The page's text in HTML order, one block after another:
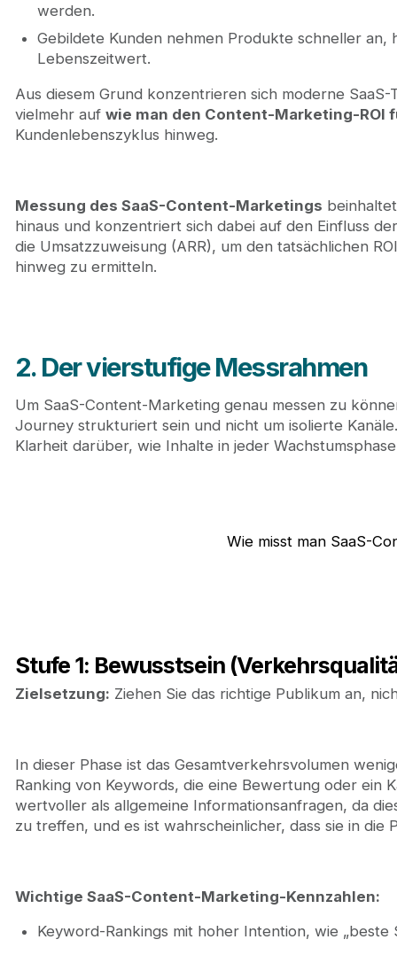
werden.
Gebildete Kunden nehmen Produkte schneller
Lebenszeitwert.
Aus diesem Grund konzentrieren sich moderne
vielmehr auf wie man den Content-Marketing-ROI
Kundenlebenszyklus hinweg.
Messung des SaaS-Content-Marketings
hinaus und konzentriert sich dabei auf den Einfluss
die Umsatzzuweisung (ARR), um den tatsächlichen
hinweg zu ermitteln.
2. Der vierstufige Messrahmen
Um SaaS-Content-Marketing genau messen zu
Journey strukturiert sein und nicht um isolierte
Klarheit darüber, wie Inhalte in jeder
Wie misst man SaaS-
Stufe 1: Bewusstsein
Zielsetzung: Ziehen Sie das richtige Publikum an,
In dieser Phase ist das Gesamtverkehrsvolumen
Ranking von Keywords, die eine Bewertung oder ein
wertvoller als allgemeine Informationsanfragen, da
zu treffen, und es ist wahrscheinlicher, dass sie in die
Wichtige SaaS-Content-Marketing-Kennzahlen:
Keyword-Rankings mit hoher Intention, wie „beste